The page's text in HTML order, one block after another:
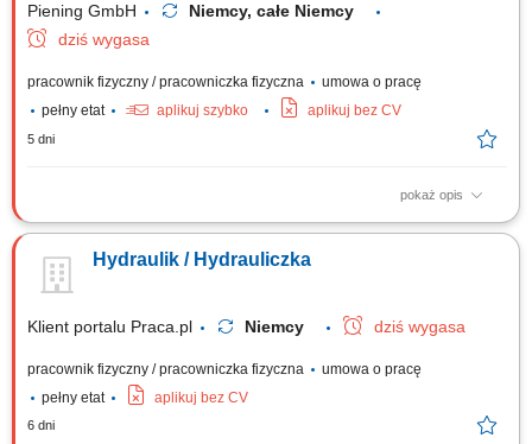
Piening GmbH
Niemcy, całe Niemcy
dziś wygasa
pracownik fizyczny / pracowniczka fizyczna
umowa o pracę
pełny etat
aplikuj szybko aplikuj bez CV
5 dni
pokaż opis
Twoje obowiązki: instalacje i podłączanie systemów sanitarnych
wodociągowych i kanalizacyjnych utrzymanie, konserwacja i naprawa
instalacji klimatyzacyjnych i wentylacyjnych
Hydraulik / Hydrauliczka
Klient portalu Praca.pl Niemcy dziś wygasa
pracownik fizyczny / pracowniczka fizyczna
umowa o pracę
pełny etat
aplikuj bez CV
6 dni